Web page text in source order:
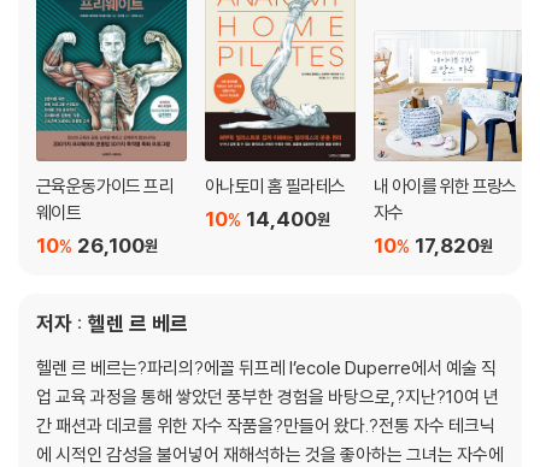
도구 & 클래식 원단
작품 제작
감사의 말
근육운동가이드 프리
웨이트
26,100원
10%
아나토미 홈 필라테스
14,400원
10%
내 아이를 위한 프랑스
자수
17,820원
10%
저자 : 헬렌 르 베르
헬렌 르 베르는?파리의?에꼴 뒤프레 l’ecole Duperre에서 예술 직
업 교육 과정을 통해 쌓았던 풍부한 경험을 바탕으로,?지난?10여 년
간 패션과 데코를 위한 자수 작품을?만들어 왔다.?전통 자수 테크닉
에 시적인 감성을 불어넣어 재해석하는 것을 좋아하는 그녀는 자수에